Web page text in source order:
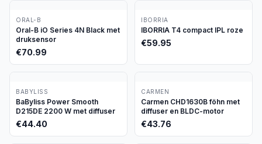
ORAL-B
Oral-B iO Series 4N Black met
druksensor
€70.99
IBORRIA
IBORRIA T4 compact IPL roze
€59.95
BABYLISS
BaByliss Power Smooth
D215DE 2200 W met diffuser
€44.40
CARMEN
Carmen CHD1630B föhn met
diffuser en BLDC-motor
€43.76